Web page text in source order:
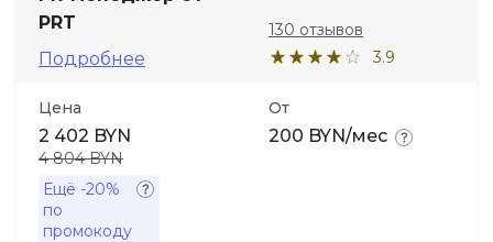
PRT
Подробнее
3.9
130 отзывов
Цена
2 402 BYN
4 804 BYN
Ещё -20%
по
промокоду
От
200 BYN/мес